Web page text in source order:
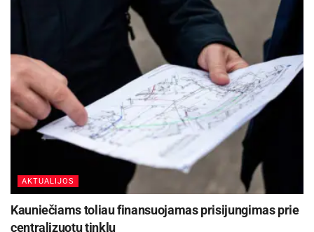
AKTUALIJOS
Kauniečiams toliau finansuojamas prisijungimas prie
centralizuotų tinklų